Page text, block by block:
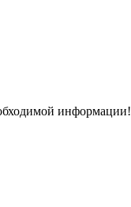
информации!